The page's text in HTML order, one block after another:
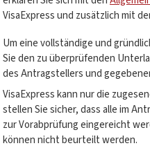
VisaExpress und zusätzlich mit
Um eine vollständige und
Sie den zu überprüfenden
des Antragstellers und
VisaExpress kann nur die
stellen Sie sicher, dass alle im
zur Vorabprüfung eingereicht
können nicht beurteilt werden.